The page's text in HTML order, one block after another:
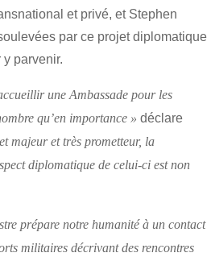
et privé, et Stephen
par ce projet diplomatique
parvenir.
une Ambassade pour les
qu’en importance » déclare
majeur et très prometteur, la
diplomatique de celui-ci est non
prépare notre humanité à un contact
militaires décrivant des rencontres